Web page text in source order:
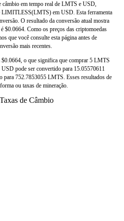
em tempo real de LMTS e USD,
LIMITLESS(LMTS) em USD. Esta ferramenta
O resultado da conversão atual mostra
$0.0664. Como os preços das criptomoedas
que você consulte esta página antes de
mais recentes.
$0.0664, o que significa que comprar 5 LMTS
pode ser convertido para 15.05570611
752.7853055 LMTS. Esses resultados de
ou taxas de mineração.
de Câmbio